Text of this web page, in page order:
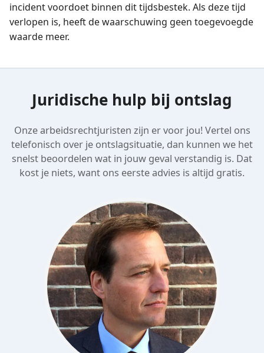
incident voordoet binnen dit tijdsbestek. Als deze tijd
verlopen is, heeft de waarschuwing geen toegevoegde
waarde meer.
Juridische hulp bij ontslag
Onze arbeidsrechtjuristen zijn er voor jou! Vertel ons
telefonisch over je ontslagsituatie, dan kunnen we het
snelst beoordelen wat in jouw geval verstandig is. Dat
kost je niets, want ons eerste advies is altijd gratis.